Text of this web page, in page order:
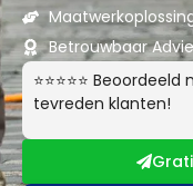
Betrouwbaar
⭐⭐⭐⭐⭐
tevreden klanten!